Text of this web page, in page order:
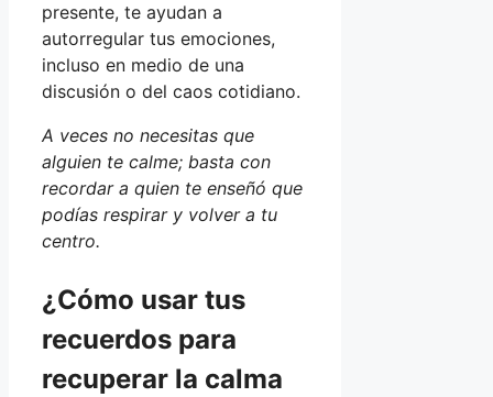
presente, te ayudan a
autorregular tus emociones,
incluso en medio de una
discusión o del caos cotidiano.
A veces no necesitas que
alguien te calme; basta con
recordar a quien te enseñó que
podías respirar y volver a tu
centro.
¿Cómo usar tus
recuerdos para
recuperar la calma